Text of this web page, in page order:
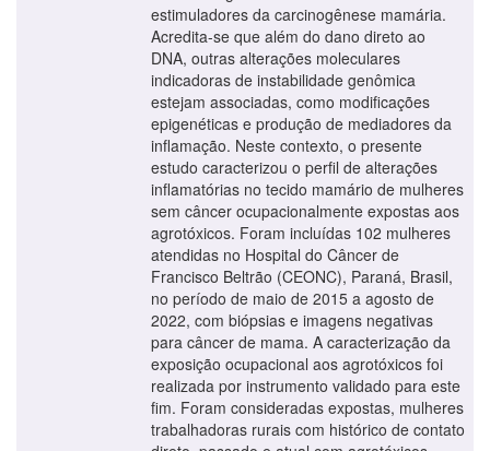
estimuladores da carcinogênese mamária.
Acredita-se que além do dano direto ao
DNA, outras alterações moleculares
indicadoras de instabilidade genômica
estejam associadas, como modificações
epigenéticas e produção de mediadores da
inflamação. Neste contexto, o presente
estudo caracterizou o perfil de alterações
inflamatórias no tecido mamário de mulheres
sem câncer ocupacionalmente expostas aos
agrotóxicos. Foram incluídas 102 mulheres
atendidas no Hospital do Câncer de
Francisco Beltrão (CEONC), Paraná, Brasil,
no período de maio de 2015 a agosto de
2022, com biópsias e imagens negativas
para câncer de mama. A caracterização da
exposição ocupacional aos agrotóxicos foi
realizada por instrumento validado para este
fim. Foram consideradas expostas, mulheres
trabalhadoras rurais com histórico de contato